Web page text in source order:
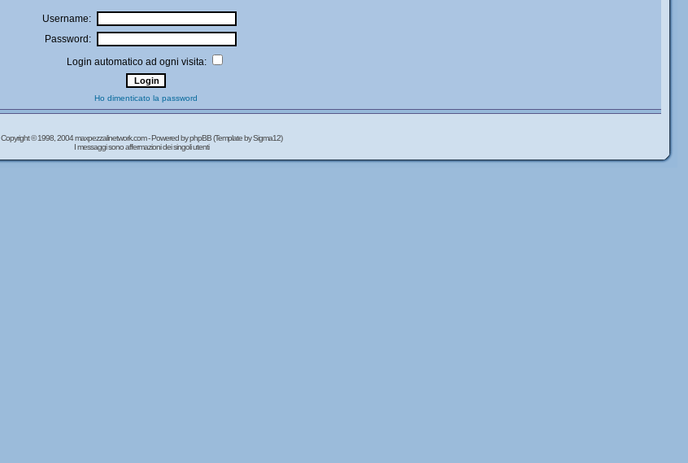
Username:
Password:
Login automatico ad ogni visita:
Ho dimenticato la password
Copyright © 1998, 2004 maxpezzalinetwork.com - Powered byphpBB(Template by Sigma12)
I messaggi sono affermazioni dei singoli utenti